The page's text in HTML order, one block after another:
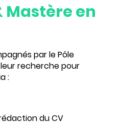
Mastère en
par le Pôle
recherche pour
:
du CV